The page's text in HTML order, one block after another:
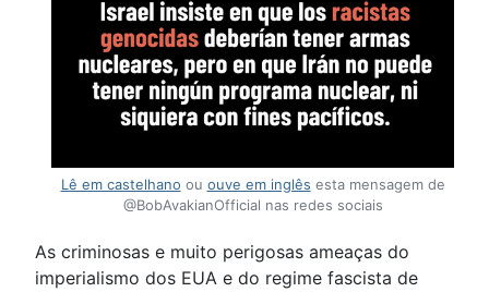
Lê em castelhano ou ouve em inglês esta mensagem de
@BobAvakianOfficial nas redes sociais
As criminosas e muito perigosas ameaças do
imperialismo dos EUA e do regime fascista de